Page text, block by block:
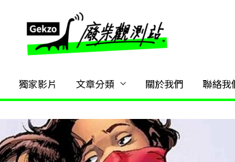
獨家影片 文章分類 關於我們 聯絡我